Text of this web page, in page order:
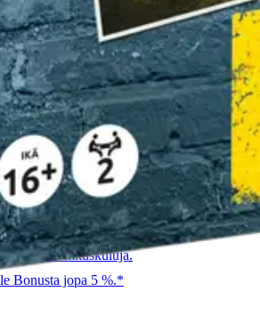
tuotetietoihin?
tuotetiedoissa on puutteita tai niitä voisi
välilehteen
30 päivää.*
ilman toimituskuluja.
Bonusta jopa 5 %.*